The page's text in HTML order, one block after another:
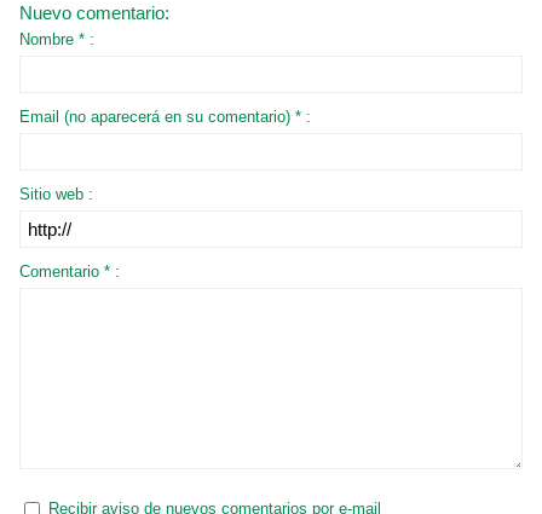
Nuevo comentario:
Nombre * :
Email (no aparecerá en su comentario) * :
Sitio web :
Comentario * :
Recibir aviso de nuevos comentarios por e-mail